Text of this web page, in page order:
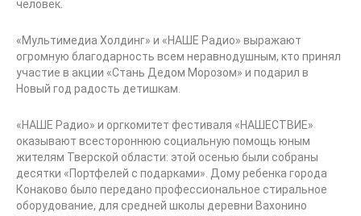
человек.
«Мультимедиа Холдинг» и «НАШЕ Радио» выражают
огромную благодарность всем неравнодушным, кто принял
участие в акции «Стань Дедом Морозом» и подарил в
Новый год радость детишкам.
«НАШЕ Радио» и оргкомитет фестиваля «НАШЕСТВИЕ»
оказывают всестороннюю социальную помощь юным
жителям Тверской области: этой осенью были собраны
десятки «Портфелей с подарками». Дому ребенка города
Конаково было передано профессиональное стиральное
оборудование, для средней школы деревни Вахонино